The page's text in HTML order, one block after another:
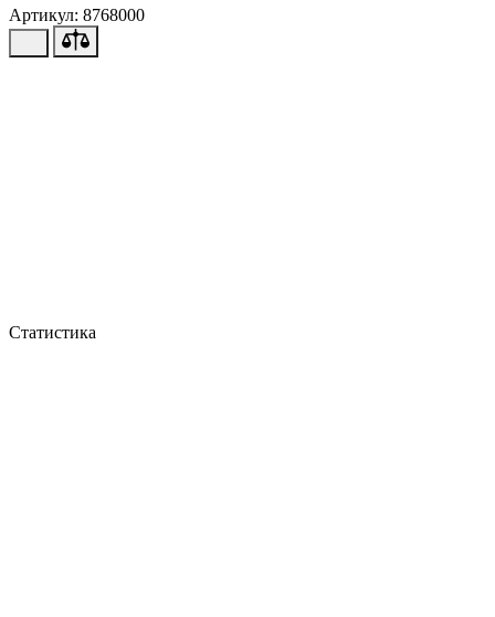
Артикул: 8768000
Статистика